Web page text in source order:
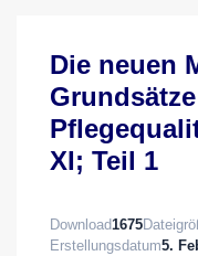
Die neuen
XI; Teil 1
Download 1675
Erstellungsdatum5.